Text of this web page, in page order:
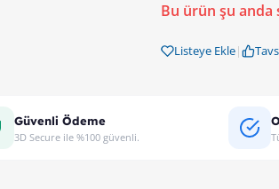
Bu ürün şu anda
Listeye Ekle|
Güvenli Ödeme
3D Secure ile %100 güvenli.